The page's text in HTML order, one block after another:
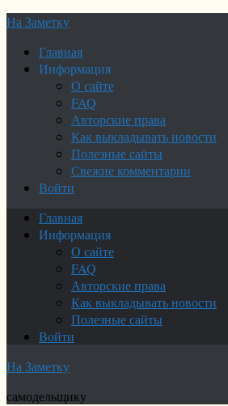
На Заметку
Главная
Информация
О сайте
FAQ
Авторские права
Как выкладывать новости
Полезные сайты
Свежие комментарии
Войти
Главная
Информация
О сайте
FAQ
Авторские права
Как выкладывать новости
Полезные сайты
Войти
На Заметку
самодельщику